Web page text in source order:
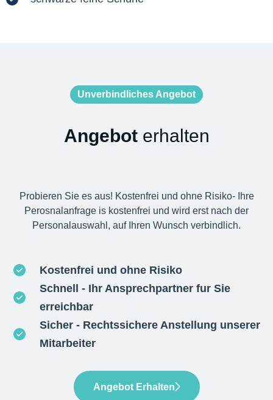
Unverbindliches Angebot
Angebot erhalten
Probieren Sie es aus! Kostenfrei und ohne Risiko- Ihre
Perosnalanfrage is kostenfrei und wird erst nach der
Personalauswahl, auf Ihren Wunsch verbindlich.
Kostenfrei und ohne Risiko
Schnell - Ihr Ansprechpartner fur Sie
erreichbar
Sicher - Rechtssichere Anstellung unserer
Mitarbeiter
Angebot Erhalten